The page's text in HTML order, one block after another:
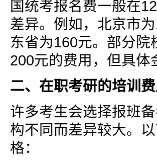
国统考报名费一般在
差异。例如，北京市
东省为160元。部分
200元的费用，但具
二、在职考研的培训
许多考生会选择报班
构不同而差异较大。
格：